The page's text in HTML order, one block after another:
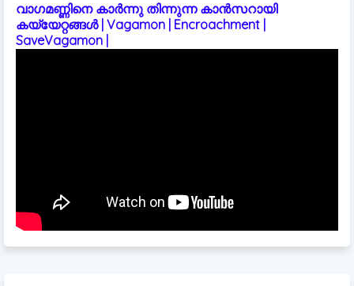
വാഗമണ്ണിനെ കാർന്നു തിന്നുന്ന കാൻസറായി
കയ്യേറ്റങ്ങൾ | Vagamon | Encroachment |
SaveVagamon |